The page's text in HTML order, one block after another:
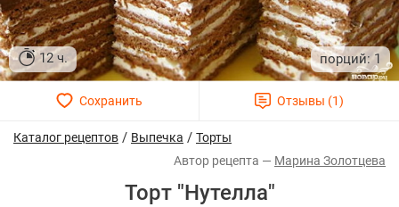
12 ч. 1
Каталог рецептов / Выпечка / Торты
Марина Золотцева
Торт "Нутелла"